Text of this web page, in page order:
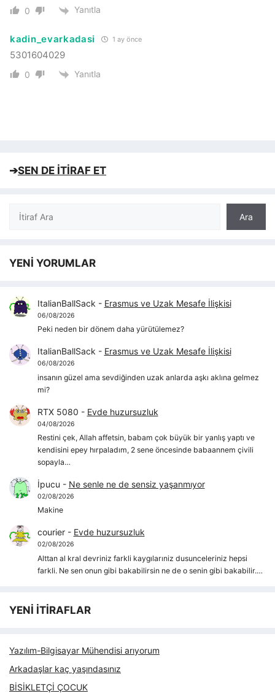
0 Yanıtla
kadin_evarkadasi 1 ay önce
5301604029
0 Yanıtla
➔SEN DE İTİRAF ET
Ara
Ara
YENİ YORUMLAR
ItalianBallSack - Erasmus ve Uzak Mesafe İlişkisi
06/08/2026
Peki neden bir dönem daha yürütülemez?
ItalianBallSack - Erasmus ve Uzak Mesafe İlişkisi
06/08/2026
insanın güzel ama sevdiğinden uzak anlarda aşkı aklına gelmez
mi?
RTX 5080 - Evde huzursuzluk
04/08/2026
Restini çek, Allah affetsin, babam çok büyük bir yanlış yaptı ve
kendisini epey hırpaladım, 2 sene öncesinde babaannem çivili
sopayla…
İpucu - Ne senle ne de sensiz yaşanmıyor
02/08/2026
Makine
courier- Evde huzursuzluk
02/08/2026
Alttan al kral devriniz farkli kaygılarıniz dusunceleriniz hepsi
farkli. Ne sen onun gibi bakabilirsin ne de o senin gibi bakabilir.…
YENİ İTİRAFLAR
Yazılım-Bilgisayar Mühendisi arıyorum
Arkadaşlar kaç yaşındasınız
BİSİKLETÇİ ÇOCUK